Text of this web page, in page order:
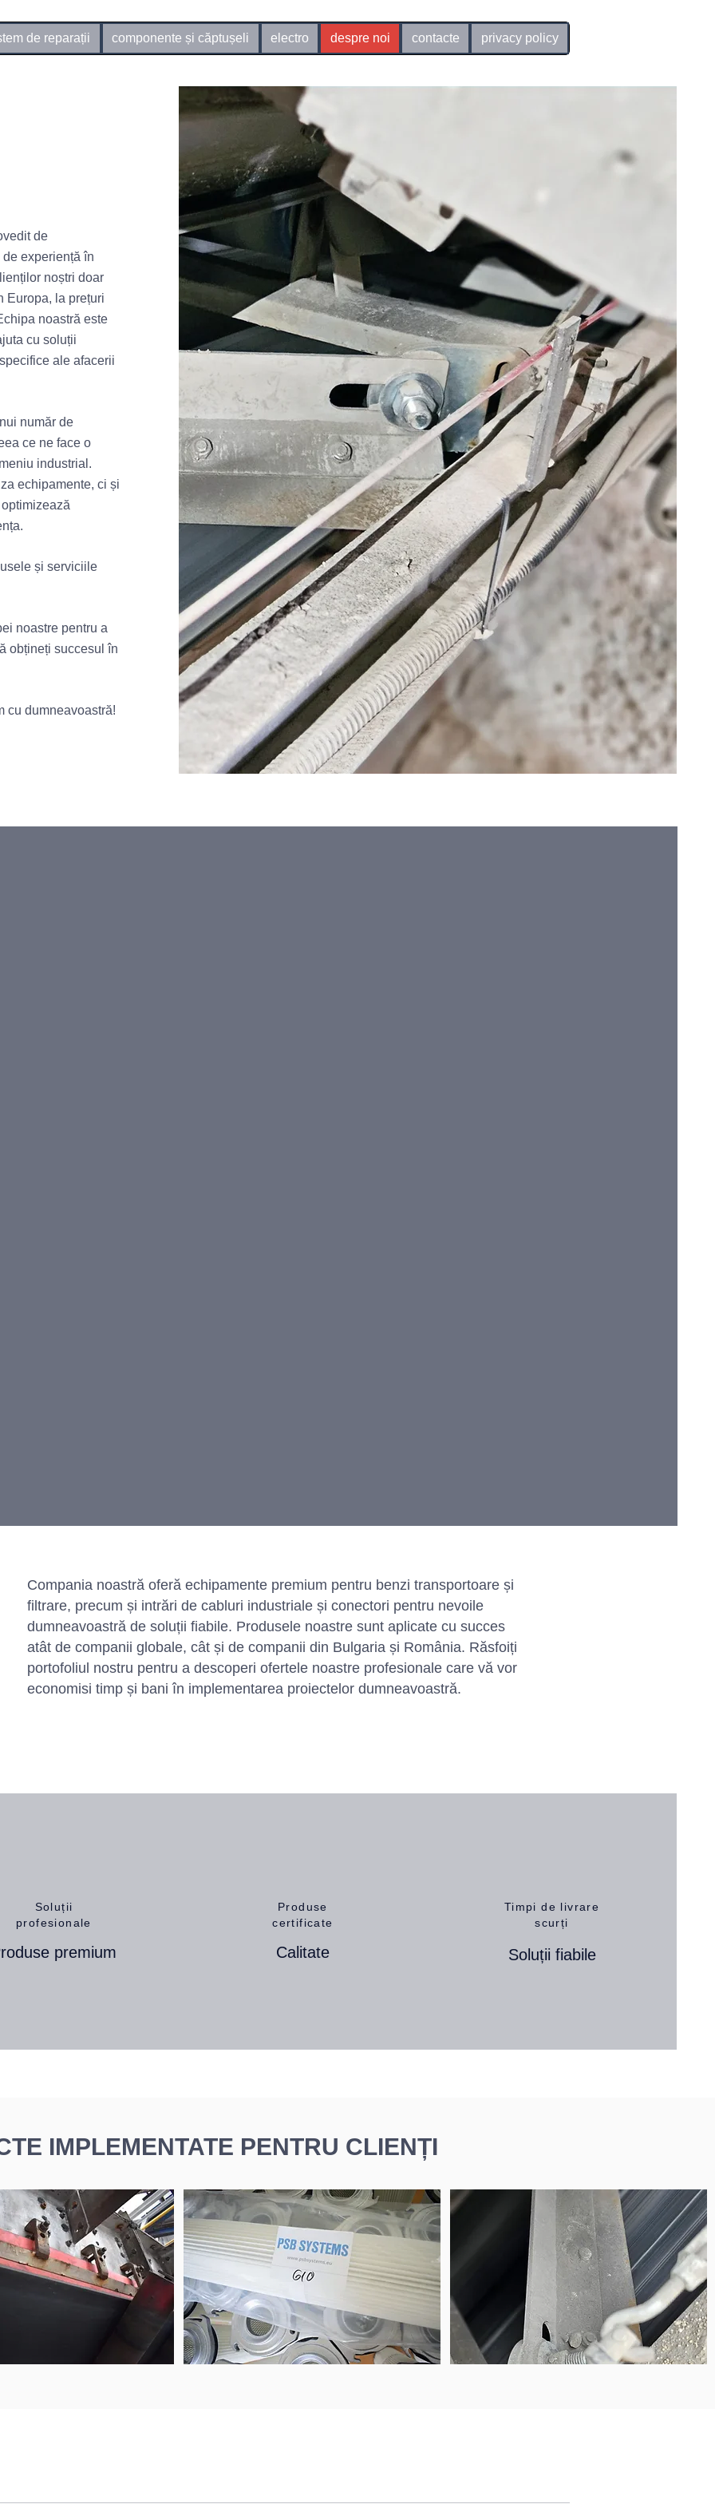
de reparații componente și căptușeli electro despre noi contacte privacy policy
de
experiență în
noștri doar
Europa, la prețuri
noastră este
cu soluții
ale afacerii
număr de
ce ne face o
industrial.
echipamente, ci și
și serviciile
noastre pentru a
obțineți succesul în
cu dumneavoastră!
Compania noastră oferă echipamente premium pentru benzi transportoare și
filtrare, precum și intrări de cabluri industriale și conectori pentru nevoile
dumneavoastră de soluții fiabile. Produsele noastre sunt aplicate cu succes
atât de companii globale, cât și de companii din Bulgaria și România. Răsfoiți
portofoliul nostru pentru a descoperi ofertele noastre profesionale care vă vor
economisi timp și bani în implementarea proiectelor dumneavoastră.
Soluții
profesionale
premium
Produse
certificate
Calitate
Timpi de livrare
scurți
Soluții fiabile
IMPLEMENTATE PENTRU CLIENȚI